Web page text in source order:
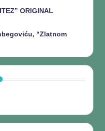
ORIGINAL
“Zlatnom